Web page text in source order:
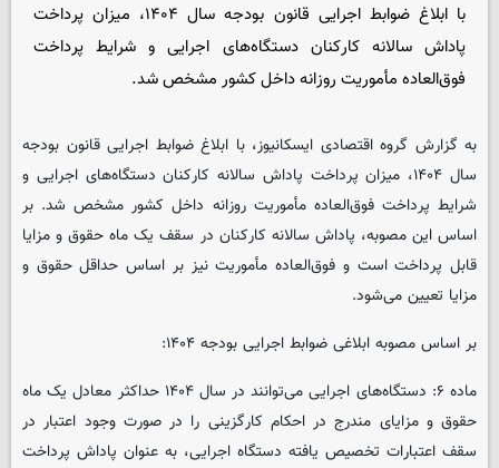
با ابلاغ ضوابط اجرایی قانون بودجه سال ۱۴۰۴، میزان پرداخت
پاداش سالانه کارکنان دستگاه‌های اجرایی و شرایط پرداخت
فوق‌العاده مأموریت روزانه داخل کشور مشخص شد.
به گزارش گروه اقتصادی ایسکانیوز، با ابلاغ ضوابط اجرایی قانون بودجه
سال ۱۴۰۴، میزان پرداخت پاداش سالانه کارکنان دستگاه‌های اجرایی و
شرایط پرداخت فوق‌العاده مأموریت روزانه داخل کشور مشخص شد. بر
اساس این مصوبه، پاداش سالانه کارکنان در سقف یک ماه حقوق و مزایا
قابل پرداخت است و فوق‌العاده مأموریت نیز بر اساس حداقل حقوق و
مزایا تعیین می‌شود.
بر اساس مصوبه ابلاغی ضوابط اجرایی بودجه ۱۴۰۴:
ماده ۶: دستگاه‌های اجرایی می‌توانند در سال ۱۴۰۴ حداکثر معادل یک ماه
حقوق و مزایای مندرج در احکام کارگزینی را در صورت وجود اعتبار در
سقف اعتبارات تخصیص یافته دستگاه اجرایی، به عنوان پاداش پرداخت